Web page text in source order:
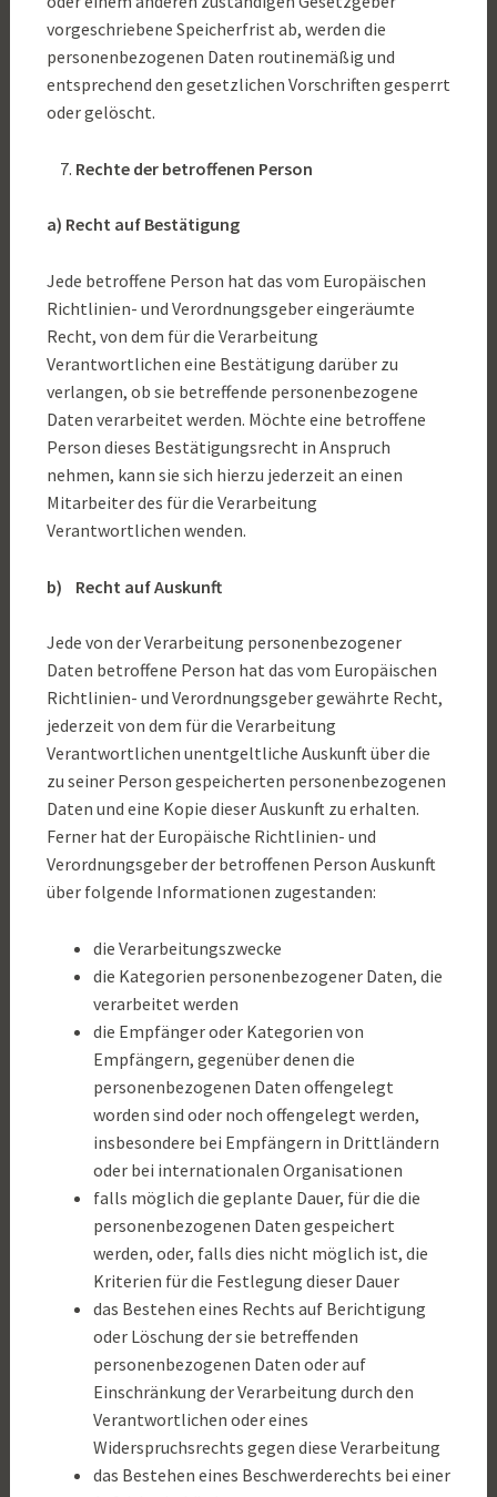
vorgeschriebene Speicherfrist ab, werden die
personenbezogenen Daten routinemäßig und
entsprechend den gesetzlichen Vorschriften gesperrt
oder gelöscht.
Rechte der betroffenen Person
a) Recht auf Bestätigung
Jede betroffene Person hat das vom Europäischen
Richtlinien- und Verordnungsgeber eingeräumte
Recht, von dem für die Verarbeitung
Verantwortlichen eine Bestätigung darüber zu
verlangen, ob sie betreffende personenbezogene
Daten verarbeitet werden. Möchte eine betroffene
Person dieses Bestätigungsrecht in Anspruch
nehmen, kann sie sich hierzu jederzeit an einen
Mitarbeiter des für die Verarbeitung
Verantwortlichen wenden.
b) Recht auf Auskunft
Jede von der Verarbeitung personenbezogener
Daten betroffene Person hat das vom Europäischen
Richtlinien- und Verordnungsgeber gewährte Recht,
jederzeit von dem für die Verarbeitung
Verantwortlichen unentgeltliche Auskunft über die
zu seiner Person gespeicherten personenbezogenen
Daten und eine Kopie dieser Auskunft zu erhalten.
Ferner hat der Europäische Richtlinien- und
Verordnungsgeber der betroffenen Person Auskunft
über folgende Informationen zugestanden:
die Verarbeitungszwecke
die Kategorien personenbezogener Daten, die
verarbeitet werden
die Empfänger oder Kategorien von
Empfängern, gegenüber denen die
personenbezogenen Daten offengelegt
worden sind oder noch offengelegt werden,
insbesondere bei Empfängern in Drittländern
oder bei internationalen Organisationen
falls möglich die geplante Dauer, für die die
personenbezogenen Daten gespeichert
werden, oder, falls dies nicht möglich ist, die
Kriterien für die Festlegung dieser Dauer
das Bestehen eines Rechts auf Berichtigung
oder Löschung der sie betreffenden
personenbezogenen Daten oder auf
Einschränkung der Verarbeitung durch den
Verantwortlichen oder eines
Widerspruchsrechts gegen diese Verarbeitung
das Bestehen eines Beschwerderechts bei einer